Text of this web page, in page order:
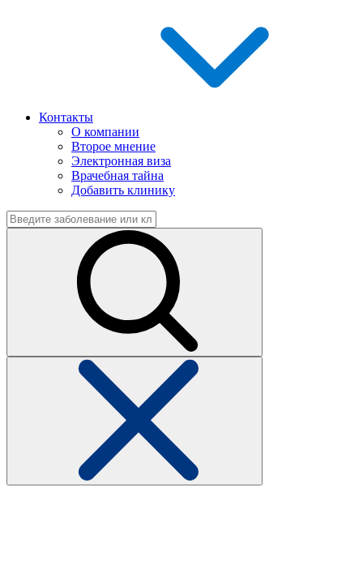
Контакты
О компании
Второе мнение
Электронная виза
Врачебная тайна
Добавить клинику